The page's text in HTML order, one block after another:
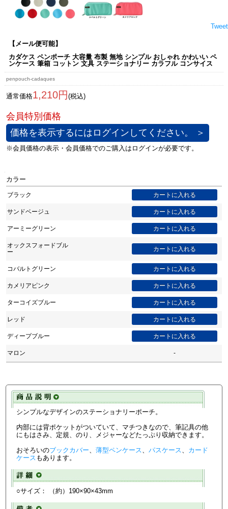
Tweet
【メール便可能】
カダケス ペンポーチ 大容量 布製 無地 シンプル おしゃれ かわいい ペ
ンケース 筆箱 コットン 文具 ステーショナリー カラフル コンサイス
penpouch-cadaques
通常価格1,210円 (税込)
価格を表示するにはログインしてください。 ＞
カラー
ブラック
サンドベージュ
アーミーグリーン
オックスフォードブル
ー
コバルトグリーン
カメリアピンク
ターコイズブルー
レッド
ディープブルー
マロン -
シンプルなデザインのステーショナリーポーチ。
内部には背ポケットがついていて、マチつきなので、筆記具の他
にもはさみ、定規、のり、メジャーなどたっぷり収納できます。
おそろいのブックカバー、薄型ペンケース、パスケース、 カード
ケース もあります。
○サイズ： （約）190×90×43mm